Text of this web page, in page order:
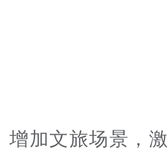
增加文旅场景，激